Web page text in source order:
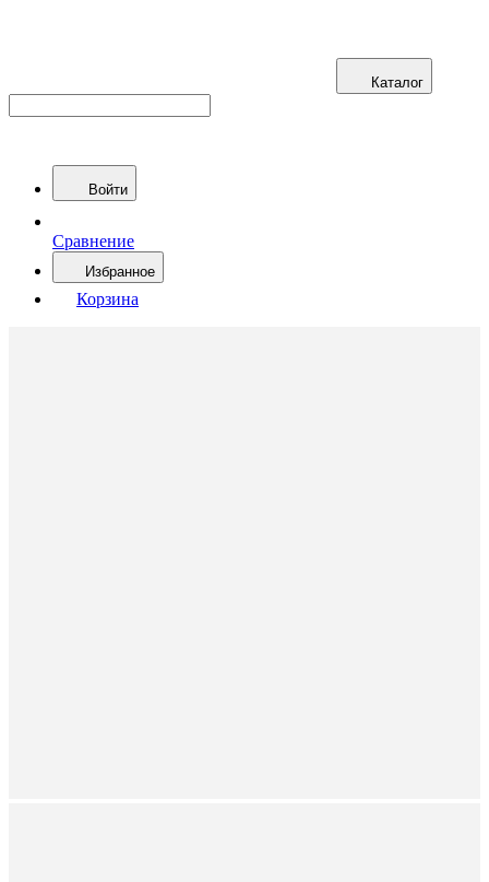
Каталог
Войти
Сравнение
Избранное
Корзина